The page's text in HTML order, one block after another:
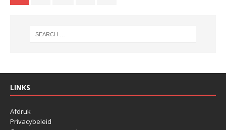
LINKS
Afdruk
Privacybeleid